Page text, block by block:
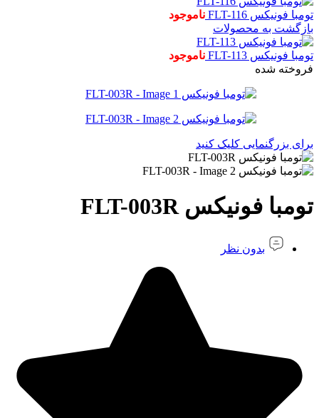
تومبا فونیکس FLT-116
ناموجود
بازگشت به محصولات
تومبا فونیکس FLT-113
ناموجود
فروخته شده
برای بزرگنمایی کلیک کنید
تومبا فونیکس FLT-003R
بدون نظر